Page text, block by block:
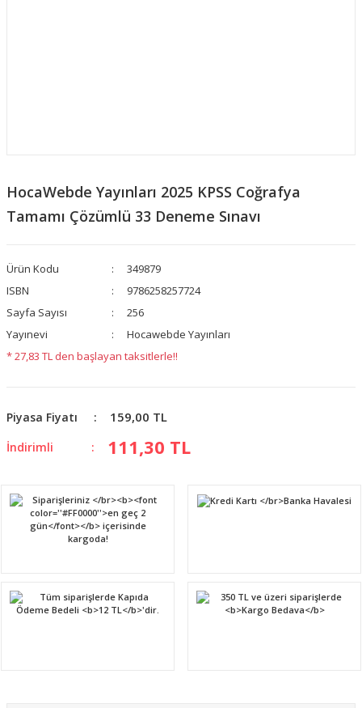
HocaWebde Yayınları 2025 KPSS Coğrafya
Tamamı Çözümlü 33 Deneme Sınavı
Ürün Kodu
349879
ISBN
9786258257724
Sayfa Sayısı
256
Yayınevi
Hocawebde Yayınları
* 27,83 TL den başlayan taksitlerle!!
Piyasa Fiyatı 159,00 TL
İndirimli 111,30 TL